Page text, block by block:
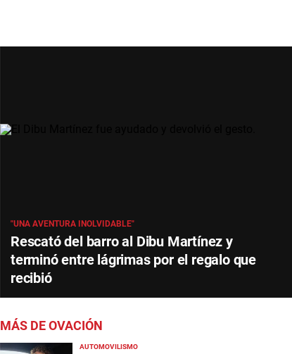
"UNA AVENTURA INOLVIDABLE"
Rescató del barro al Dibu Martínez y
terminó entre lágrimas por el regalo que
recibió
MÁS DE OVACIÓN
AUTOMOVILISMO